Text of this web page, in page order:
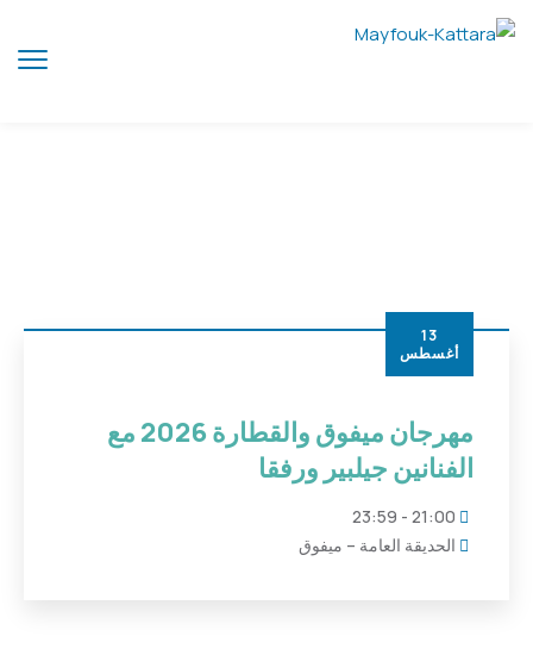
13
أغسطس
مهرجان ميفوق والقطارة 2026 مع
الفنانين جيلبير ورفقا
21:00 - 23:59
الحديقة العامة – ميفوق